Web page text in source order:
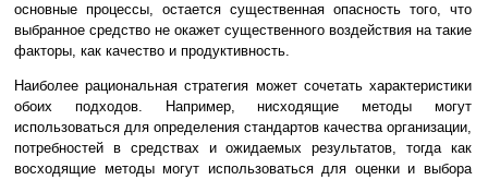
основные процессы, остается существенная опасность того, что
выбранное средство не окажет существенного воздействия на такие
факторы, как качество и продуктивность.
Наиболее рациональная стратегия может сочетать характеристики
обоих подходов. Например, нисходящие методы могут
использоваться для определения стандартов качества организации,
потребностей в средствах и ожидаемых результатов, тогда как
восходящие методы могут использоваться для оценки и выбора